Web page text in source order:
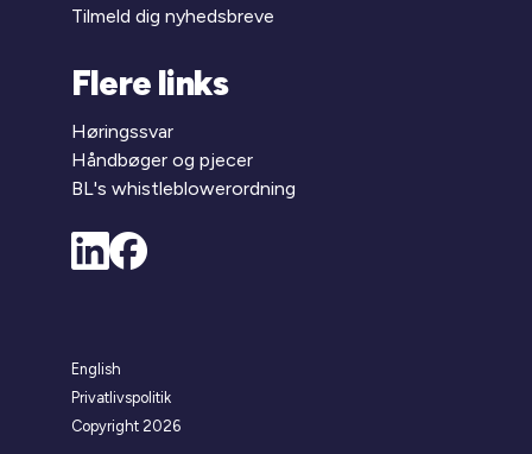
Tilmeld dig nyhedsbreve
Flere links
Høringssvar
Håndbøger og pjecer
BL's whistleblowerordning
English
Privatlivspolitik
Copyright 2026